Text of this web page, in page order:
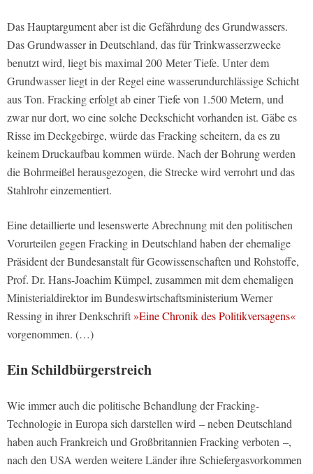
Das Hauptargument aber ist die Gefährdung des Grundwassers.
Das Grundwasser in Deutschland, das für Trinkwasserzwecke
benutzt wird, liegt bis maximal 200 Meter Tiefe. Unter dem
Grundwasser liegt in der Regel eine wasserundurchlässige Schicht
aus Ton. Fracking erfolgt ab einer Tiefe von 1.500 Metern, und
zwar nur dort, wo eine solche Deckschicht vorhanden ist. Gäbe es
Risse im Deckgebirge, würde das Fracking scheitern, da es zu
keinem Druckaufbau kommen würde. Nach der Bohrung werden
die Bohrmeißel herausgezogen, die Strecke wird verrohrt und das
Stahlrohr einzementiert.
Eine detaillierte und lesenswerte Abrechnung mit den politischen
Vorurteilen gegen Fracking in Deutschland haben der ehemalige
Präsident der Bundesanstalt für Geowissenschaften und Rohstoffe,
Prof. Dr. Hans-Joachim Kümpel, zusammen mit dem ehemaligen
Ministerialdirektor im Bundeswirtschaftsministerium Werner
Ressing in ihrer Denkschrift»Eine Chronik des Politikversagens«
vorgenommen. (…)
Ein Schildbürgerstreich
Wie immer auch die politische Behandlung der Fracking-
Technologie in Europa sich darstellen wird – neben Deutschland
haben auch Frankreich und Großbritannien Fracking verboten –,
nach den USA werden weitere Länder ihre Schiefergasvorkommen